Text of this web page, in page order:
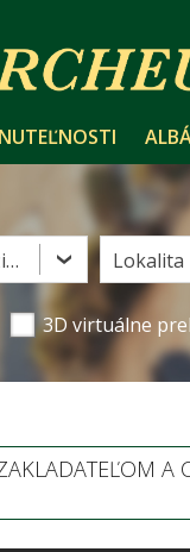
Počet izieb Lokalita
3D virtuálne
A